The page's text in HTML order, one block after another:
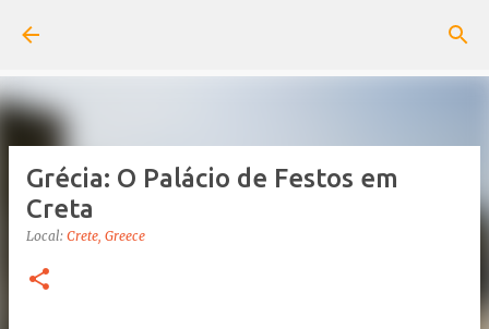
Grécia: O Palácio de Festos em
Creta
Local: Crete, Greece